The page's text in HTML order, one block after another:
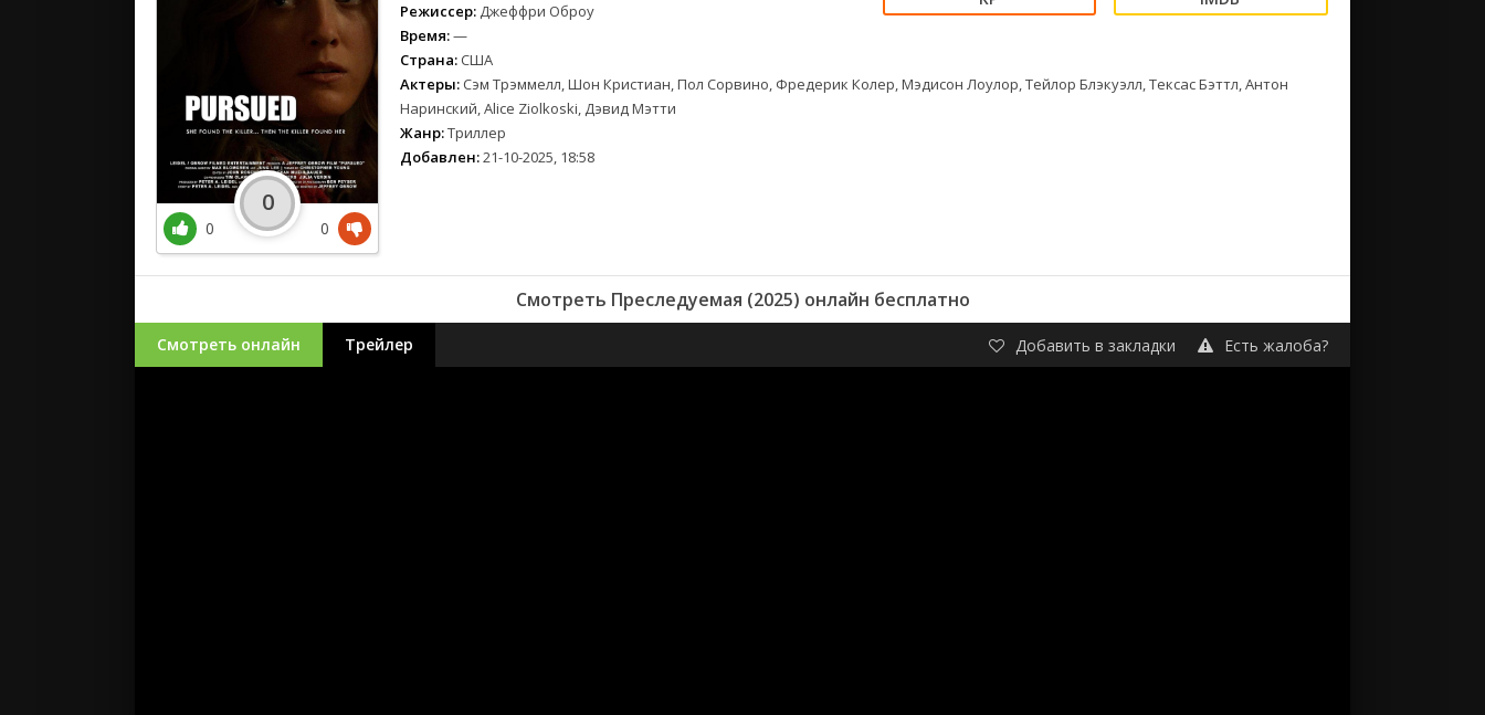
Режиссер: Джеффри Оброу
Время:—
Страна: США
Актеры: Сэм Трэммелл, Шон Кристиан, Пол Сорвино, Фредерик Колер, Мэдисон Лоулор, Тейлор Блэкуэлл, Тексас Бэттл, Антон
Наринский, Alice Ziolkoski, Дэвид Мэтти
Жанр:Триллер
Добавлен:21-10-2025, 18:58
0
0
0
Смотреть Преследуемая (2025) онлайн бесплатно
Смотреть онлайн Трейлер Добавить в закладки Есть жалоба?